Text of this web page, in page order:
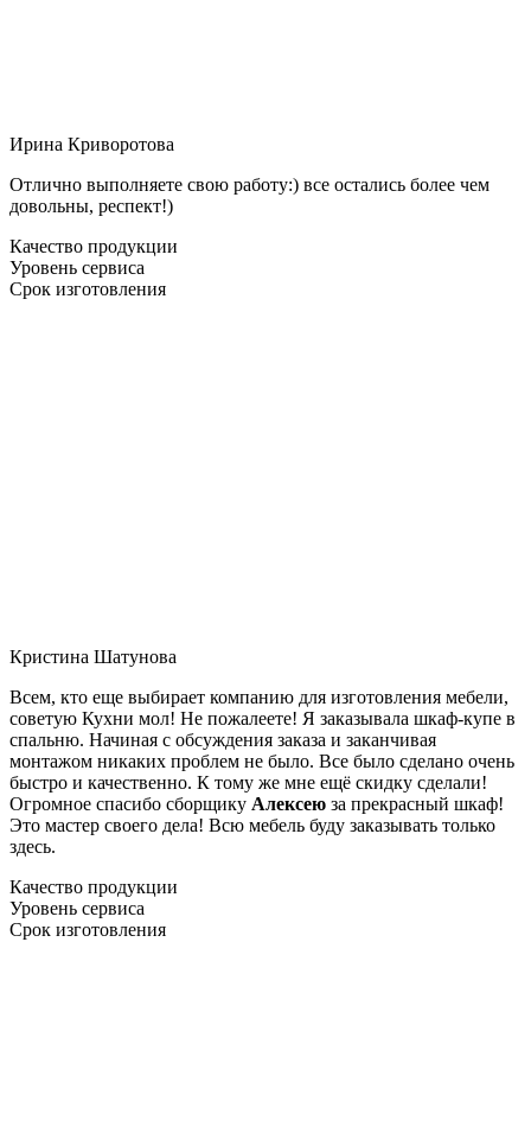
Ирина Криворотова
Отлично выполняете свою работу:) все остались более чем
довольны, респект!)
Качество продукции
Уровень сервиса
Срок изготовления
Кристина Шатунова
Всем, кто еще выбирает компанию для изготовления мебели,
советую Кухни мол! Не пожалеете! Я заказывала шкаф-купе в
спальню. Начиная с обсуждения заказа и заканчивая
монтажом никаких проблем не было. Все было сделано очень
быстро и качественно. К тому же мне ещё скидку сделали!
Огромное спасибо сборщику Алексею за прекрасный шкаф!
Это мастер своего дела! Всю мебель буду заказывать только
здесь.
Качество продукции
Уровень сервиса
Срок изготовления